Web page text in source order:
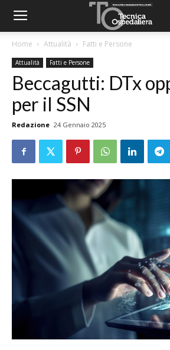
Home Attualità Fatti e Persone
Attualità Fatti e Persone
Beccagutti: DTx
per il SSN
Redazione 24 Gennaio 2025